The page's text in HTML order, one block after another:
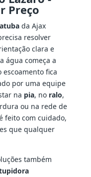
Preço
da Ajax
resolver
clara e
água começa a
escoamento fica
por uma equipe
na pia, no ralo,
ou na rede de
feito com cuidado,
que qualquer
também